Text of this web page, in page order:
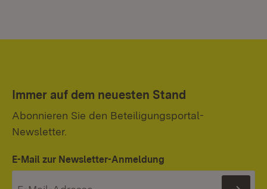
Immer auf dem neuesten Stand
Abonnieren Sie den Beteiligungsportal-
Newsletter.
E-Mail zur Newsletter-Anmeldung